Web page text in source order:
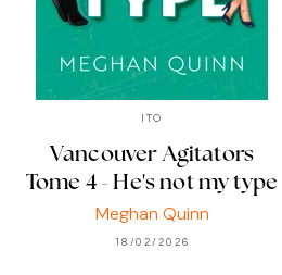
ITO
Vancouver Agitators
Tome 4 - He's not my type
Meghan Quinn
18/02/2026